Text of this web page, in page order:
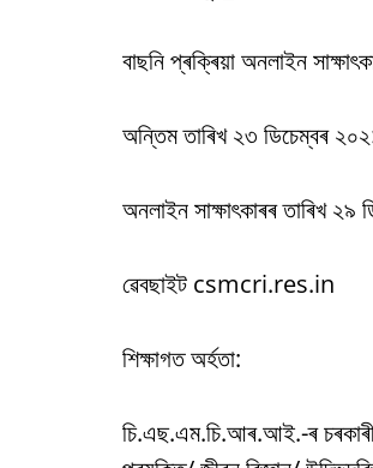
বাছনি প্ৰক্ৰিয়া অনলাইন
অন্তিম তাৰিখ ২৩ ডিচেম্বৰ
অনলাইন সাক্ষাৎকাৰৰ তাৰিখ ২৯
ৱেবছাইট csmcri.res.in
শিক্ষাগত অৰ্হতা:
চি.এছ.এম.চি.আৰ.আই.-ৰ চৰকাৰী